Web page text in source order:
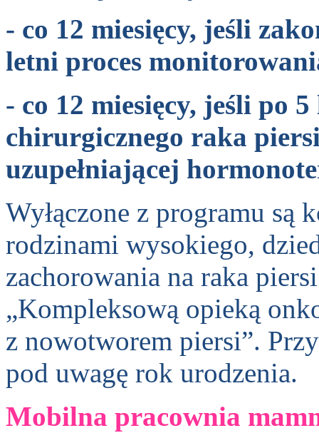
- co 12 miesięcy, jeśli
letni proces
- co 12 miesięcy, jeśli po
chirurgicznego raka
uzupełniającej
Wyłączone z programu są
rodzinami wysokiego,
zachorowania na raka
„Kompleksową opieką
z nowotworem piersi”.
pod uwagę rok urodzenia.
Mobilna pracownia